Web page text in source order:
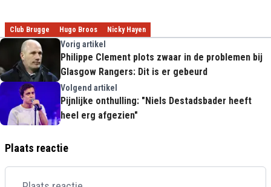
Club Brugge Hugo Broos Nicky Hayen
Vorig artikel
Philippe Clement plots zwaar in de problemen bij
Glasgow Rangers: Dit is er gebeurd
Volgend artikel
Pijnlijke onthulling: "Niels Destadsbader heeft
heel erg afgezien"
Plaats reactie